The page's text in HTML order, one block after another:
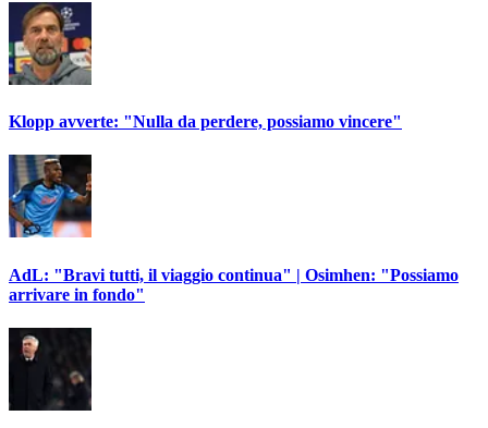
Klopp avverte: "Nulla da perdere, possiamo vincere"
AdL: "Bravi tutti, il viaggio continua" | Osimhen: "Possiamo
arrivare in fondo"